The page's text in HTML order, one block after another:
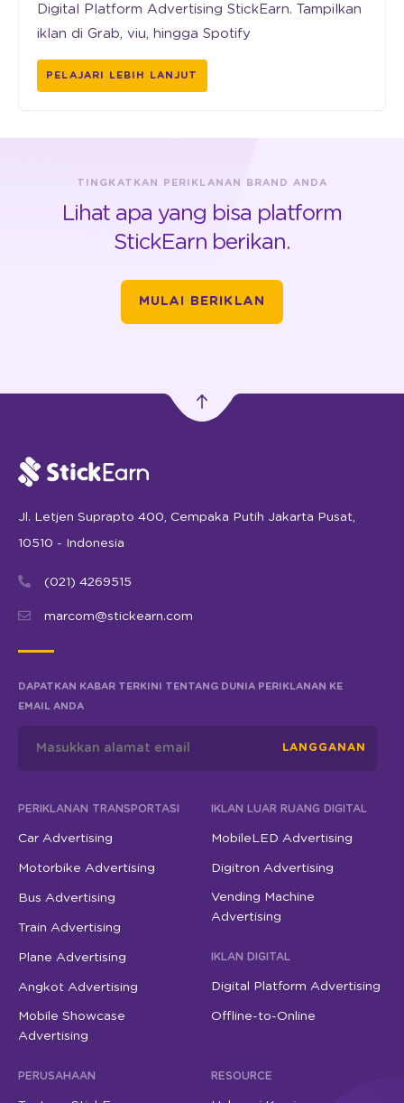
Digital Platform Advertising StickEarn. Tampilkan
iklan di Grab, viu, hingga Spotify
PELAJARI LEBIH LANJUT
TINGKATKAN PERIKLANAN BRAND ANDA
Lihat apa yang bisa platform
StickEarn berikan.
MULAI BERIKLAN
Jl. Letjen Suprapto 400, Cempaka Putih Jakarta Pusat,
10510 - Indonesia
(021) 4269515
marcom@stickearn.com
DAPATKAN KABAR TERKINI TENTANG DUNIA PERIKLANAN KE
EMAIL ANDA
LANGGANAN
PERIKLANAN TRANSPORTASI
Car Advertising
Motorbike Advertising
Bus Advertising
Train Advertising
Plane Advertising
Angkot Advertising
Mobile Showcase
Advertising
IKLAN LUAR RUANG DIGITAL
MobileLED Advertising
Digitron Advertising
Vending Machine
Advertising
IKLAN DIGITAL
Digital Platform Advertising
Offline-to-Online
PERUSAHAAN RESOURCE